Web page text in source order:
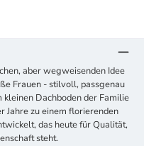
aber wegweisenden Idee
Frauen - stilvoll, passgenau
kleinen Dachboden der Familie
Jahre zu einem florierenden
das heute für Qualität,
steht.